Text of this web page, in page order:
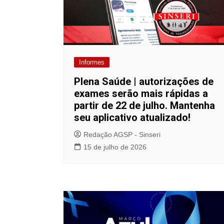
Informes
Plena Saúde | autorizações de
exames serão mais rápidas a
partir de 22 de julho. Mantenha
seu aplicativo atualizado!
Redação AGSP - Sinseri
15 de julho de 2026